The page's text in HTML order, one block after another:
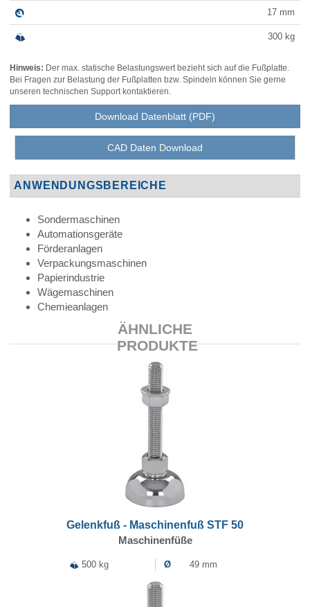
17 mm
300 kg
Hinweis: Der max. statische Belastungswert bezieht sich auf die Fußplatte.
Bei Fragen zur Belastung der Fußplatten bzw. Spindeln können Sie gerne
unseren technischen Support kontaktieren.
Download Datenblatt (PDF)
CAD Daten Download
ANWENDUNGSBEREICHE
Sondermaschinen
Automationsgeräte
Förderanlagen
Verpackungsmaschinen
Papierindustrie
Wägemaschinen
Chemieanlagen
ÄHNLICHE
PRODUKTE
Gelenkfuß - Maschinenfuß STF 50
Maschinenfüße
500 kg Ø 49 mm